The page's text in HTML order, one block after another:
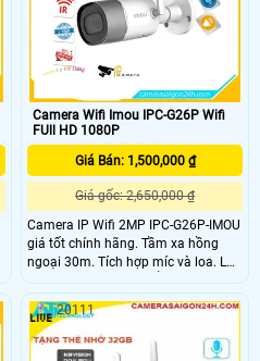
xoay 360 phù hợp văn phòng đại
sảnh
Camera Wifi Imou IPC-G26P Wifi
FUll HD 1080P
Giá Bán: 1,500,000 ₫
Giá gốc: 2,650,000 ₫
Camera IP Wifi 2MP IPC-G26P-IMOU
giá tốt chính hãng. Tầm xa hồng
ngoại 30m. Tích hợp míc và loa. Lắp
đặt ngoài trời với chuẩn chống nước
IP67.
20111